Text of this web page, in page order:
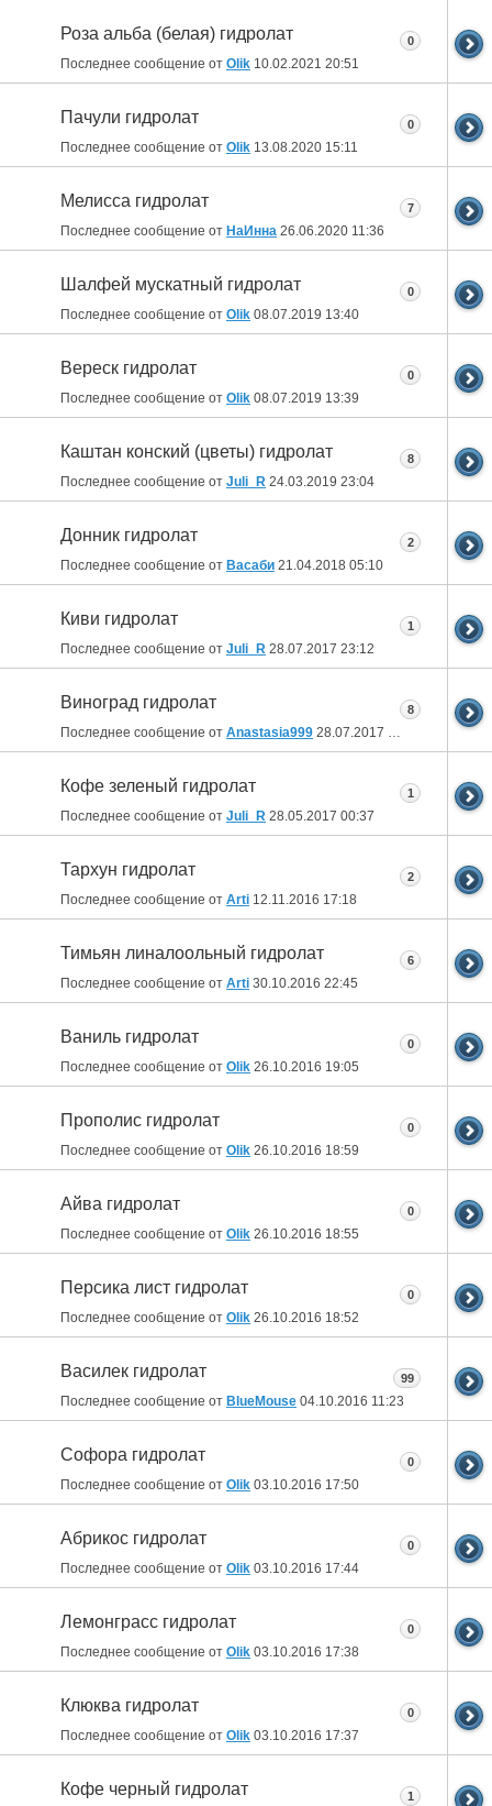
Роза альба (белая) гидролат
Последнее сообщение от Olik 10.02.2021 20:51
0
Пачули гидролат
Последнее сообщение от Olik 13.08.2020 15:11
0
Мелисса гидролат
Последнее сообщение от НаИнна 26.06.2020 11:36
7
Шалфей мускатный гидролат
Последнее сообщение от Olik 08.07.2019 13:40
0
Вереск гидролат
Последнее сообщение от Olik 08.07.2019 13:39
0
Каштан конский (цветы) гидролат
Последнее сообщение от Juli_R 24.03.2019 23:04
8
Донник гидролат
Последнее сообщение от Васаби 21.04.2018 05:10
2
Киви гидролат
Последнее сообщение от Juli_R 28.07.2017 23:12
1
Виноград гидролат
Последнее сообщение от Anastasia999 28.07.2017
8
Кофе зеленый гидролат
Последнее сообщение от Juli_R 28.05.2017 00:37
1
Тархун гидролат
Последнее сообщение от Arti 12.11.2016 17:18
2
Тимьян линалоольный гидролат
Последнее сообщение от Arti 30.10.2016 22:45
6
Ваниль гидролат
Последнее сообщение от Olik 26.10.2016 19:05
0
Прополис гидролат
Последнее сообщение от Olik 26.10.2016 18:59
0
Айва гидролат
Последнее сообщение от Olik 26.10.2016 18:55
0
Персика лист гидролат
Последнее сообщение от Olik 26.10.2016 18:52
0
Василек гидролат
Последнее сообщение от BlueMouse 04.10.2016 11:23
99
Софора гидролат
Последнее сообщение от Olik 03.10.2016 17:50
0
Абрикос гидролат
Последнее сообщение от Olik 03.10.2016 17:44
0
Лемонграсс гидролат
Последнее сообщение от Olik 03.10.2016 17:38
0
Клюква гидролат
Последнее сообщение от Olik 03.10.2016 17:37
0
Кофе черный гидролат 1